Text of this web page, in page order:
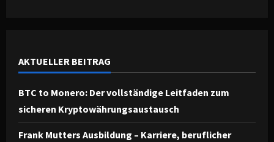
AKTUELLER BEITRAG
BTC to Monero: Der vollständige Leitfaden zum
sicheren Kryptowährungsaustausch
Frank Mutters Ausbildung – Karriere, beruflicher